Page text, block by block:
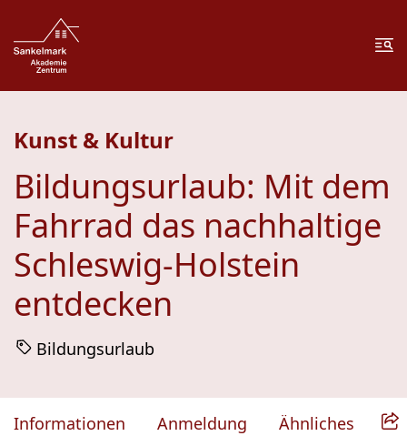
Zum Inhalt springen
Zur Fußzeile springen
Kunst & Kultur
Bildungsurlaub: Mit dem
Fahrrad das nachhaltige
Schleswig-Holstein
entdecken
Bildungsurlaub
Informationen Anmeldung Ähnliches